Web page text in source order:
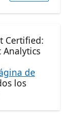
Certified:
Analytics
de
los